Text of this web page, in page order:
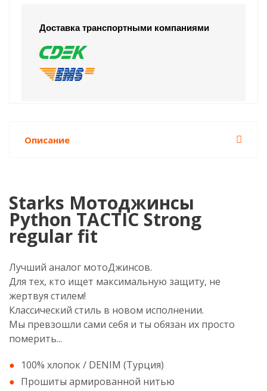
Доставка транспортными компаниями
Описание
Starks Мотоджинсы
Python TACTIC Strong
regular fit
Лучший аналог мотоДжинсов.
Для тех, кто ищет максимальную защиту, не
жертвуя стилем!
Классический стиль в новом исполнении.
Мы превзошли сами себя и ты обязан их просто
померить...
100% хлопок / DENIM (Турция)
Прошиты армированной нитью